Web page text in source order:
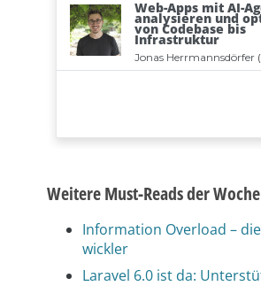
Weitere Must-Reads der
Information Overload –
wickler
Laravel 6.0 ist da: